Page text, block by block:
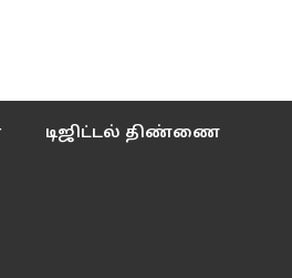
டிஜிட்டல் திண்ணை